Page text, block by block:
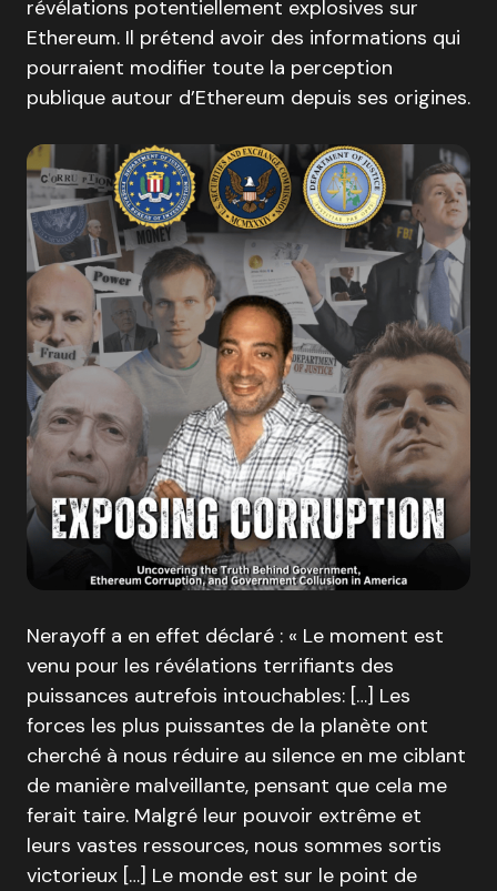
révélations potentiellement explosives sur
Ethereum. Il prétend avoir des informations qui
pourraient modifier toute la perception
publique autour d’Ethereum depuis ses origines.
Nerayoff a en effet déclaré : « Le moment est
venu pour les révélations terrifiants des
puissances autrefois intouchables: […] Les
forces les plus puissantes de la planète ont
cherché à nous réduire au silence en me ciblant
de manière malveillante, pensant que cela me
ferait taire. Malgré leur pouvoir extrême et
leurs vastes ressources, nous sommes sortis
victorieux […] Le monde est sur le point de